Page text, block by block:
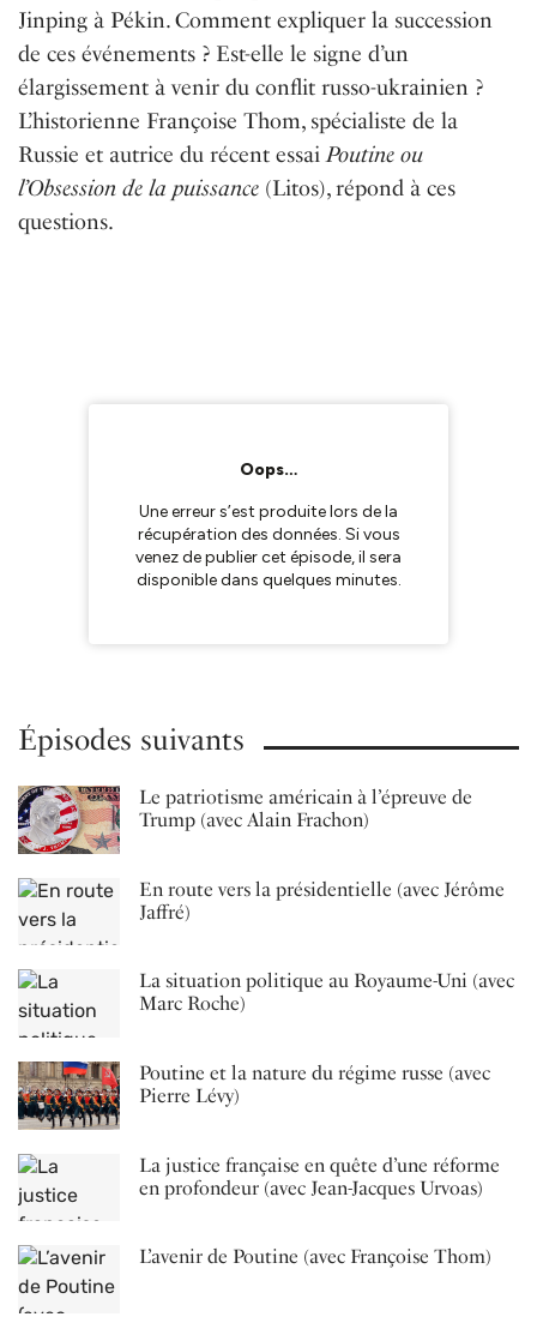
Jinping à Pékin. Comment expliquer la succession
de ces événements ? Est-elle le signe d’un
élargissement à venir du conflit russo-ukrainien ?
L’historienne Françoise Thom, spécialiste de la
Russie et autrice du récent essai Poutine ou
l’Obsession de la puissance (Litos), répond à ces
questions.
Épisodes suivants
Le patriotisme américain à l’épreuve de
Trump (avec Alain Frachon)
En route vers la présidentielle (avec Jérôme
Jaffré)
La situation politique au Royaume-Uni (avec
Marc Roche)
Poutine et la nature du régime russe (avec
Pierre Lévy)
La justice française en quête d’une réforme
en profondeur (avec Jean-Jacques Urvoas)
L’avenir de Poutine (avec Françoise Thom)